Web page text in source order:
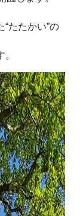
たたかい”の